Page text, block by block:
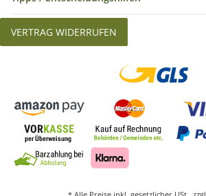
VERTRAG WIDERRUFEN